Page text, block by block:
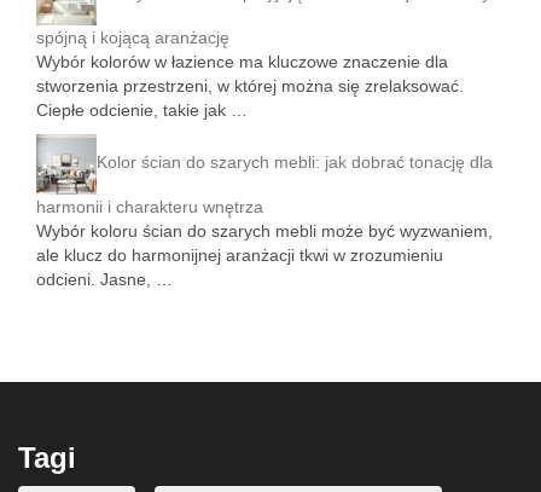
spójną i kojącą aranżację
Wybór kolorów w łazience ma kluczowe znaczenie dla
stworzenia przestrzeni, w której można się zrelaksować.
Ciepłe odcienie, takie jak …
Kolor ścian do szarych mebli: jak dobrać tonację dla
harmonii i charakteru wnętrza
Wybór koloru ścian do szarych mebli może być wyzwaniem,
ale klucz do harmonijnej aranżacji tkwi w zrozumieniu
odcieni. Jasne, …
Tagi